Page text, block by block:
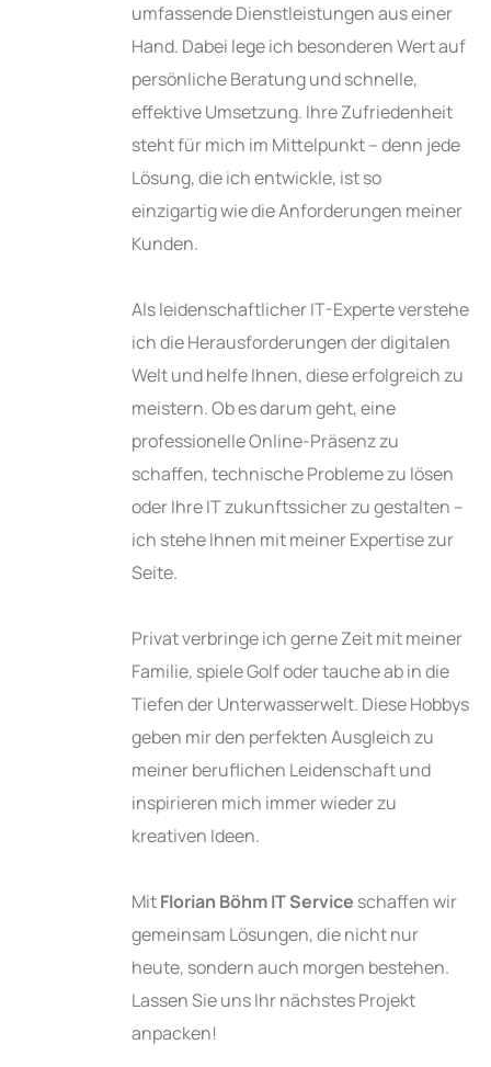
umfassende Dienstleistungen aus einer
Hand. Dabei lege ich besonderen Wert auf
persönliche Beratung und schnelle,
effektive Umsetzung. Ihre Zufriedenheit
steht für mich im Mittelpunkt – denn jede
Lösung, die ich entwickle, ist so
einzigartig wie die Anforderungen meiner
Kunden.
Als leidenschaftlicher IT-Experte verstehe
ich die Herausforderungen der digitalen
Welt und helfe Ihnen, diese erfolgreich zu
meistern. Ob es darum geht, eine
professionelle Online-Präsenz zu
schaffen, technische Probleme zu lösen
oder Ihre IT zukunftssicher zu gestalten –
ich stehe Ihnen mit meiner Expertise zur
Seite.
Privat verbringe ich gerne Zeit mit meiner
Familie, spiele Golf oder tauche ab in die
Tiefen der Unterwasserwelt. Diese Hobbys
geben mir den perfekten Ausgleich zu
meiner beruflichen Leidenschaft und
inspirieren mich immer wieder zu
kreativen Ideen.
MitFlorian Böhm IT Service schaffen wir
gemeinsam Lösungen, die nicht nur
heute, sondern auch morgen bestehen.
Lassen Sie uns Ihr nächstes Projekt
anpacken!